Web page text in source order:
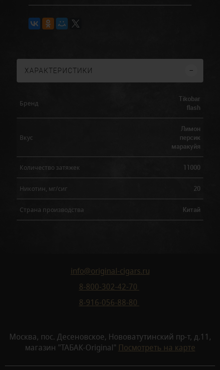
ХАРАКТЕРИСТИКИ
Бренд
Tikobar
flash
Вкус
Лимон
персик
маракуйя
Количество затяжек 11000
Никотин, мг/сиг 20
Страна производства Китай
info@original-cigars.ru
8-800-302-42-70
8-916-056-88-80
Москва, пос. Десеновское, Нововатутинский пр-т, д.11,
магазин "ТАБАК-Original" Посмотреть на карте